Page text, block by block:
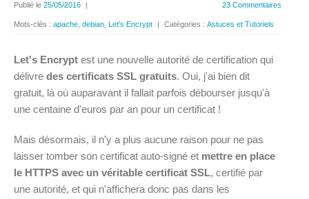
23 Commentaires
Publié le 25/05/2016 |
Mots-clés : apache debian Let's Encrypt | Catégories : Astuces et Tutoriels
Let's Encrypt est une nouvelle autorité de certification qui
délivre des certificats SSL gratuits. Oui, j'ai bien dit
gratuit, là où auparavant il fallait parfois débourser jusqu'à
une centaine d'euros par an pour un certificat !
Mais désormais, il n'y a plus aucune raison pour ne pas
laisser tomber son certificat auto-signé et mettre en place
le HTTPS avec un véritable certificat SSL, certifié par
une autorité, et qui n'affichera donc pas dans les